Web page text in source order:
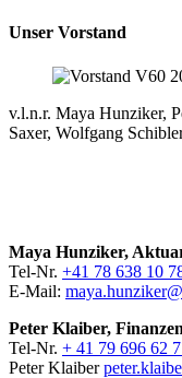
Unser Vorstand
v.l.n.r. Maya Hun­zik­er,
Sax­er, Wolf­gang
Maya Hun­zik­er,
Tel-Nr. +41 78 638 10
E‑Mail:
Peter Klaiber,
Tel-Nr. + 41 79 696 62
Peter Klaiber